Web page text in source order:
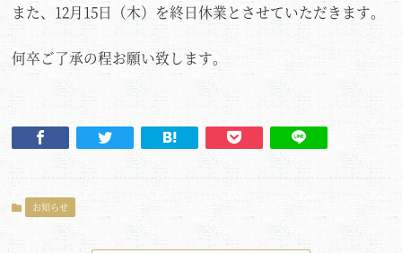
また、12月15日（木）を終日休業とさせていただきます。
何卒ご了承の程お願い致します。
お知らせ